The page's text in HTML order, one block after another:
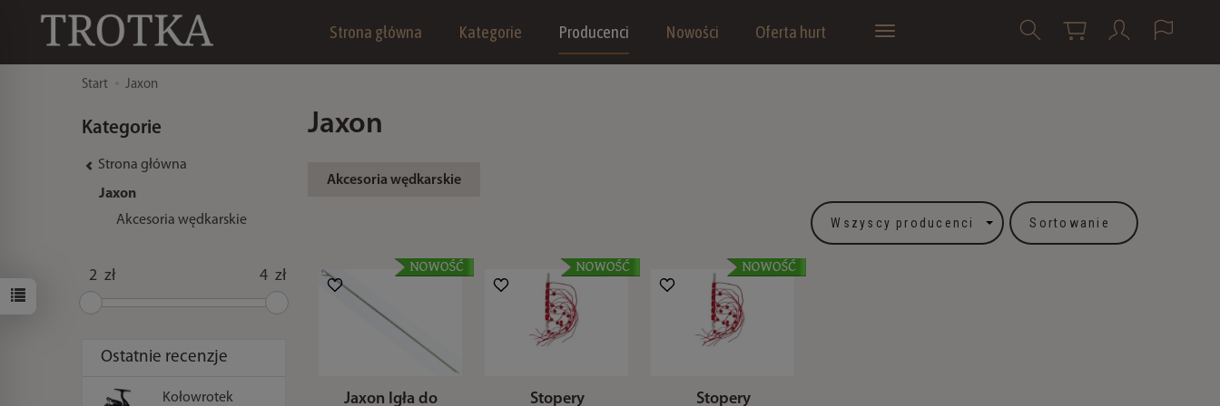
Strona główna Kategorie Producenci Nowości Oferta hurt
Start Jaxon
Jaxon
Akcesoria wędkarskie
Sortowanie
Jaxon Igła do
Stopery
Stopery
Kategorie
Strona główna
Jaxon
Akcesoria wędkarskie
zł zł
Ostatnie recenzje
Kołowrotek